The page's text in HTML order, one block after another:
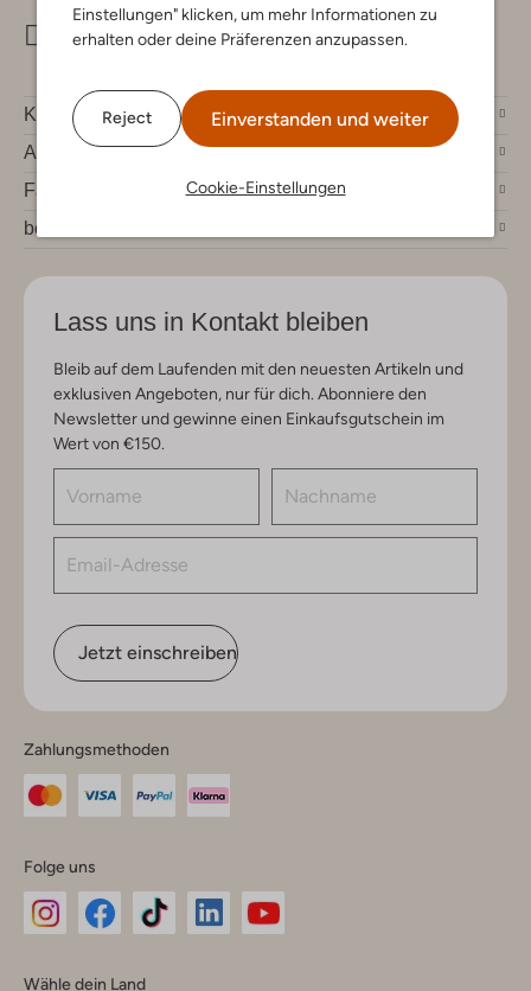
Einstellungen" klicken, um mehr Informationen zu
erhalten oder deine Präferenzen anzupassen.
Reject Einverstanden und weiter
Cookie-Einstellungen
info@omoda.de
Kundenservice
Account
Fashion News
bei Omoda
Lass uns in Kontakt bleiben
Bleib auf dem Laufenden mit den neuesten Artikeln und
exklusiven Angeboten, nur für dich. Abonniere den
Newsletter und gewinne einen Einkaufsgutschein im
Wert von €150.
Jetzt einschreiben
Zahlungsmethoden
Folge uns
Wähle dein Land